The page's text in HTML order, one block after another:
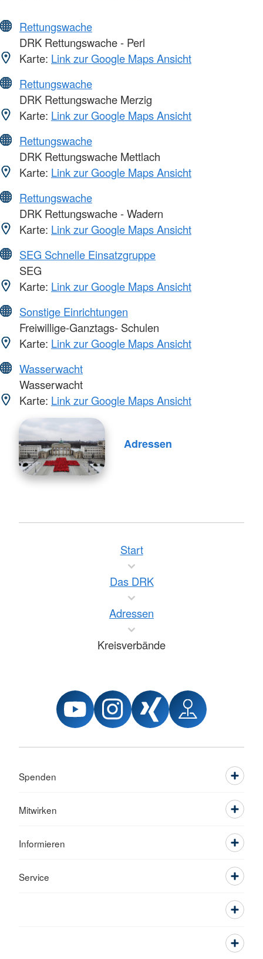
Rettungswache
DRK Rettungswache - Perl
Karte: Link zur Google Maps Ansicht
Rettungswache
DRK Rettungswache Merzig
Karte: Link zur Google Maps Ansicht
Rettungswache
DRK Rettungswache Mettlach
Karte: Link zur Google Maps Ansicht
Rettungswache
DRK Rettungswache - Wadern
Karte: Link zur Google Maps Ansicht
SEG Schnelle Einsatzgruppe
SEG
Karte: Link zur Google Maps Ansicht
Sonstige Einrichtungen
Freiwillige-Ganztags- Schulen
Karte: Link zur Google Maps Ansicht
Wasserwacht
Wasserwacht
Karte: Link zur Google Maps Ansicht
Adressen
Start
Das DRK
Adressen
Kreisverbände
Spenden
Mitwirken
Informieren
Service